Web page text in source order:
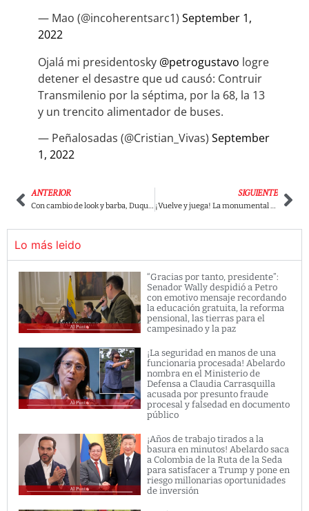
— Mao (@incoherentsarc1) September 1,
2022
Ojalá mi presidentosky @petrogustavo logre
detener el desastre que ud causó: Contruir
Transmilenio por la séptima, por la 68, la 13
y un trencito alimentador de buses.
— Peñalosadas (@Cristian_Vivas) September
1, 2022
ANTERIOR
Con cambio de look y barba, Duque reapareció junto a Zapateiro. ¿Qué estaban haciendo?
SIGUIENTE
¡Vuelve y juega! La monumental peinada de la viuda de ‘Tirofijo’, Sandra Ramírez, a Vicky Dávila
Lo más leido
“Gracias por tanto, presidente”:
Senador Wally despidió a Petro
con emotivo mensaje recordando
la educación gratuita, la reforma
pensional, las tierras para el
campesinado y la paz
¡La seguridad en manos de una
funcionaria procesada! Abelardo
nombra en el Ministerio de
Defensa a Claudia Carrasquilla
acusada por presunto fraude
procesal y falsedad en documento
público
¡Años de trabajo tirados a la
basura en minutos! Abelardo saca
a Colombia de la Ruta de la Seda
para satisfacer a Trump y pone en
riesgo millonarias oportunidades
de inversión